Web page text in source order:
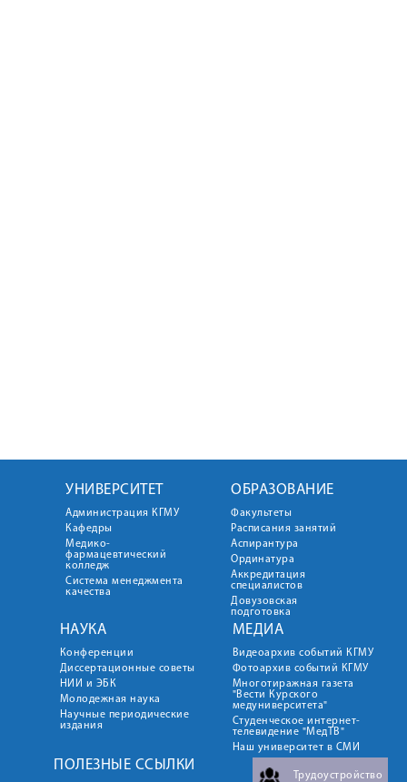
УНИВЕРСИТЕТ
Администрация КГМУ
Кафедры
Медико-
фармацевтический
колледж
Система менеджмента
качества
ОБРАЗОВАНИЕ
Факультеты
Расписания занятий
Аспирантура
Ординатура
Аккредитация
специалистов
Довузовская
подготовка
НАУКА
Конференции
Диссертационные советы
НИИ и ЭБК
Молодежная наука
Научные периодические
издания
МЕДИА
Видеоархив событий КГМУ
Фотоархив событий КГМУ
Многотиражная газета
"Вести Курского
медуниверситета"
Студенческое интернет-
телевидение "МедТВ"
Наш университет в СМИ
ПОЛЕЗНЫЕ ССЫЛКИ
Трудоустройство